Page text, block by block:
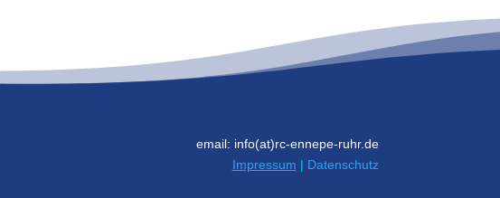
email: info(at)rc-ennepe-ruhr.de
Impressum | Datenschutz